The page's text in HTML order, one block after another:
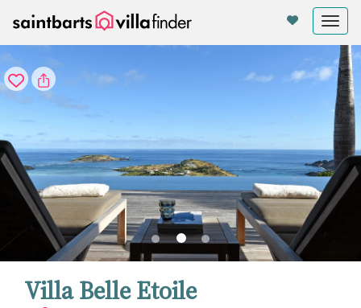
Villa Belle Etoile
Panel de gestión de cookies